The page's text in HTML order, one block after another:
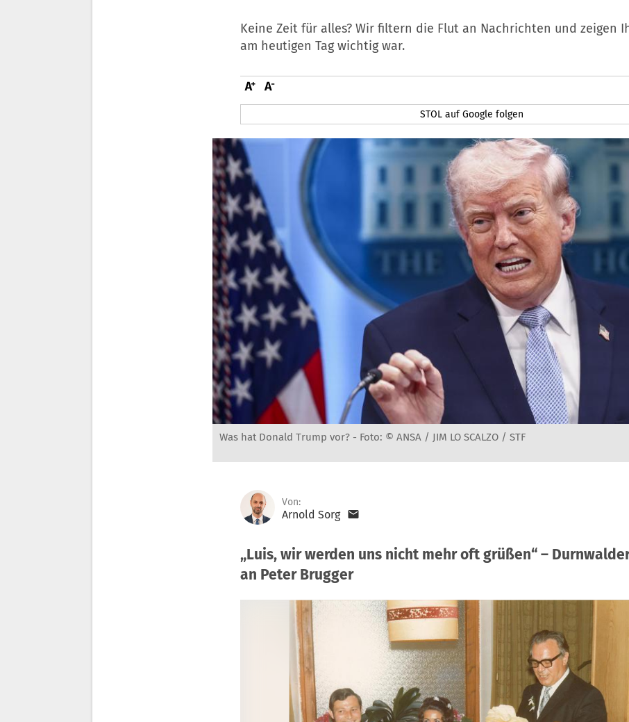
Keine Zeit für alles? Wir filtern die Flut an Nachrichten und zeigen
am heutigen Tag wichtig war.
STOL auf Google folgen
Was hat Donald Trump vor? - Foto: © ANSA / JIM LO SCALZO / STF
Von:
Arnold Sorg
„Luis, wir werden uns nicht mehr oft grüßen“ –
an Peter Brugger